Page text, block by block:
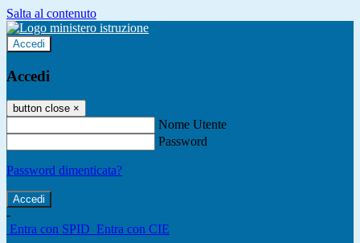
Salta al contenuto
Accedi
Accedi
button close ×
Nome Utente
Password
Password dimenticata?
-
Entra con SPID Entra con CIE